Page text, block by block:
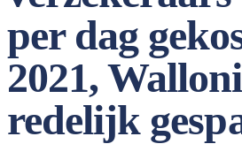
per dag
2021,
redelijk